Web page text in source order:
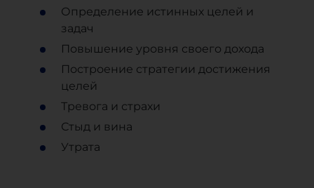
Определение истинных целей и
задач
Повышение уровня своего дохода
Построение стратегии достижения
целей
Тревога и страхи
Стыд и вина
Утрата